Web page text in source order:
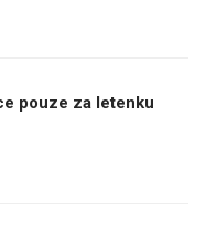
pouze za letenku